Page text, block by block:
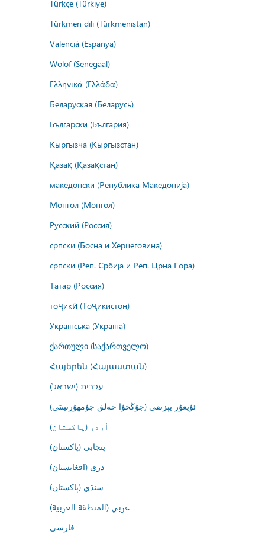
Türkçe (Türkiye)
Türkmen dili (Türkmenistan)
Valencià (Espanya)
Wolof (Senegaal)
Ελληνικά (Ελλάδα)
Беларуская (Беларусь)
Български (България)
Кыргызча (Кыргызстан)
Қазақ (Қазақстан)
македонски (Република Македонија)
Монгол (Монгол)
Русский (Россия)
српски (Босна и Херцеговина)
српски (Реп. Србија и Реп. Црна Гора)
Татар (Россия)
тоҷикӣ (Тоҷикистон)
Українська (Україна)
ქართული (საქართველო)
Հայերեն (Հայաստան)
עברית (ישראל)
ئۇيغۇر يېزىقى (جۇڭخۇا خەلق جۇمھۇرىيىتى)
اُردو (پاکستان)
پنجابی (پاکستان)
درى (افغانستان)
سنڌي (پاکستان)
عربي (المنطقة العربية)
فارسى